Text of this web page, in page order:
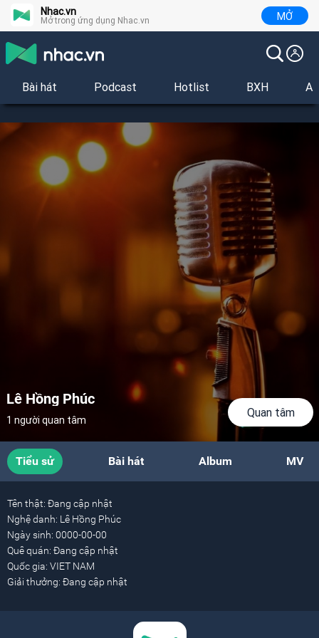
Nhac.vn
Mở trong ứng dụng Nhac.vn MỞ
Bài hát Podcast Hotlist BXH
Lê Hồng Phúc
1 người quan tâm
Quan tâm
Tiểu sử Bài hát Album MV
Tên thật: Đang cập nhật
Nghệ danh: Lê Hồng Phúc
Ngày sinh: 0000-00-00
Quê quán: Đang cập nhật
Quốc gia: VIET NAM
Giải thưởng: Đang cập nhật